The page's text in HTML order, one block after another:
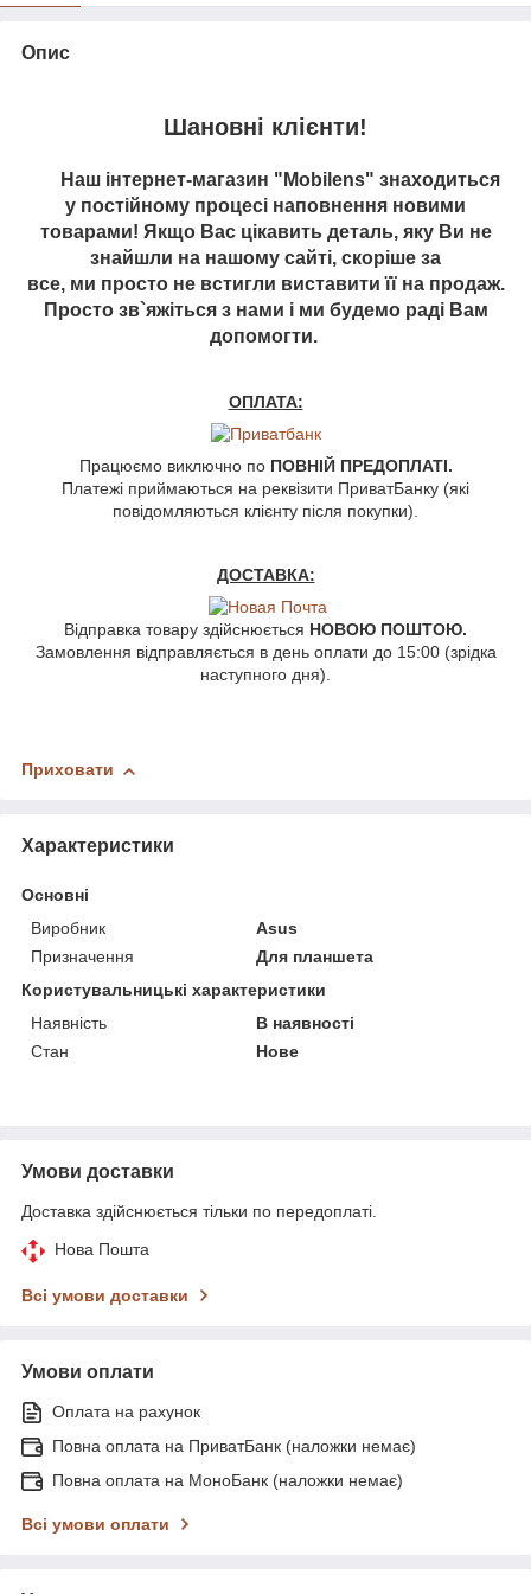
Опис
Шановні клієнти!
Наш інтернет-магазин "Mobilens" знаходиться
у постійному процесі наповнення новими
товарами! Якщо Вас цікавить деталь, яку Ви не
знайшли на нашому сайті, скоріше за
все, ми просто не встигли виставити її на продаж.
Просто зв`яжіться з нами і ми будемо раді Вам
допомогти.
ОПЛАТА:
Працюємо виключно по ПОВНІЙ ПРЕДОПЛАТІ.
Платежі приймаються на реквізити ПриватБанку (які
повідомляються клієнту після покупки).
ДОСТАВКА:
Відправка товару здійснюється НОВОЮ ПОШТОЮ.
Замовлення відправляється в день оплати до 15:00 (зрідка
наступного дня).
Приховати
Характеристики
Основні
Виробник
Asus
Призначення
Для планшета
Користувальницькі характеристики
Наявність
В наявності
Стан
Нове
Умови доставки
Доставка здійснюється тільки по передоплаті.
Нова Пошта
Всі умови доставки
Умови оплати
Оплата на рахунок
Повна оплата на ПриватБанк (наложки немає)
Повна оплата на МоноБанк (наложки немає)
Всі умови оплати